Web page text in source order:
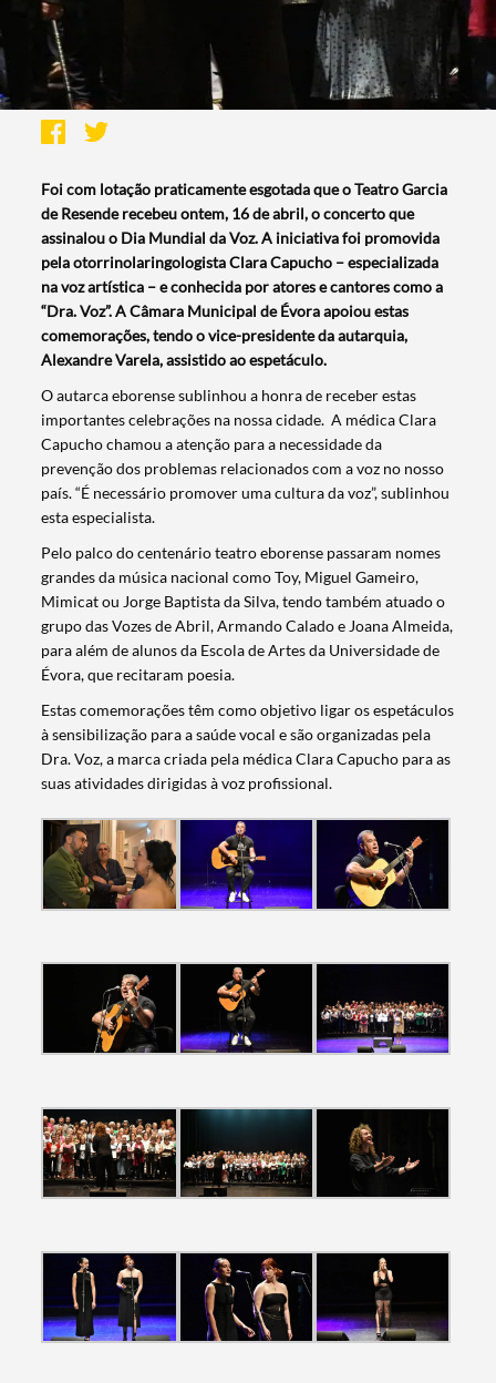
Foi com lotação praticamente esgotada que o Teatro Garcia
de Resende recebeu ontem, 16 de abril, o concerto que
assinalou o Dia Mundial da Voz. A iniciativa foi promovida
pela otorrinolaringologista Clara Capucho – especializada
na voz artística – e conhecida por atores e cantores como a
“Dra. Voz”. A Câmara Municipal de Évora apoiou estas
comemorações, tendo o vice-presidente da autarquia,
Alexandre Varela, assistido ao espetáculo.
O autarca eborense sublinhou a honra de receber estas
importantes celebrações na nossa cidade. A médica Clara
Capucho chamou a atenção para a necessidade da
prevenção dos problemas relacionados com a voz no nosso
país. “É necessário promover uma cultura da voz”, sublinhou
esta especialista.
Pelo palco do centenário teatro eborense passaram nomes
grandes da música nacional como Toy, Miguel Gameiro,
Mimicat ou Jorge Baptista da Silva, tendo também atuado o
grupo das Vozes de Abril, Armando Calado e Joana Almeida,
para além de alunos da Escola de Artes da Universidade de
Évora, que recitaram poesia.
Estas comemorações têm como objetivo ligar os espetáculos
à sensibilização para a saúde vocal e são organizadas pela
Dra. Voz, a marca criada pela médica Clara Capucho para as
suas atividades dirigidas à voz profissional.